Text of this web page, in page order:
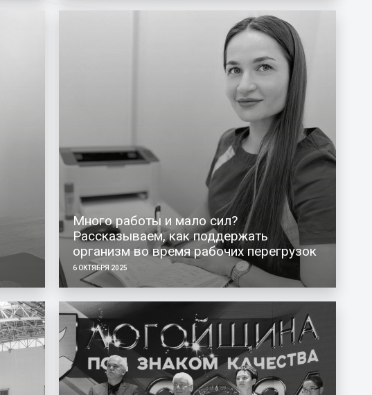
Много работы и мало сил?
Рассказываем, как поддержать
организм во время рабочих перегрузок
6 ОКТЯБРЯ 2025